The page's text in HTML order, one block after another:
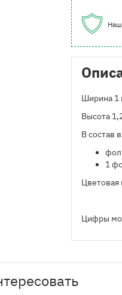
Ширина 1
Высота
В состав
1
Цветовая
Цифры